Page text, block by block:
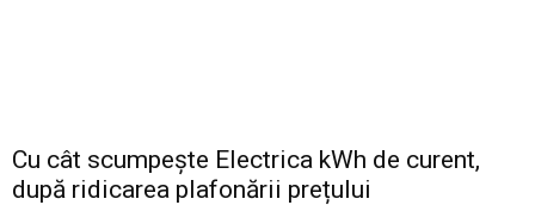
Cu cât scumpește Electrica kWh de curent,
după ridicarea plafonării prețului